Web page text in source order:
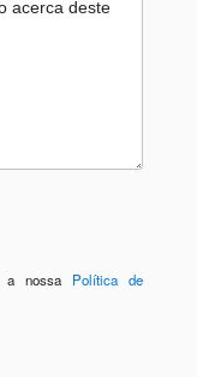
a nossa Política de